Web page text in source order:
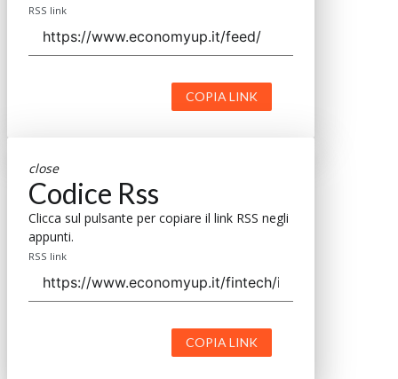
RSS link
COPIA LINK
close
Codice Rss
Clicca sul pulsante per copiare il link RSS negli
appunti.
RSS link
COPIA LINK